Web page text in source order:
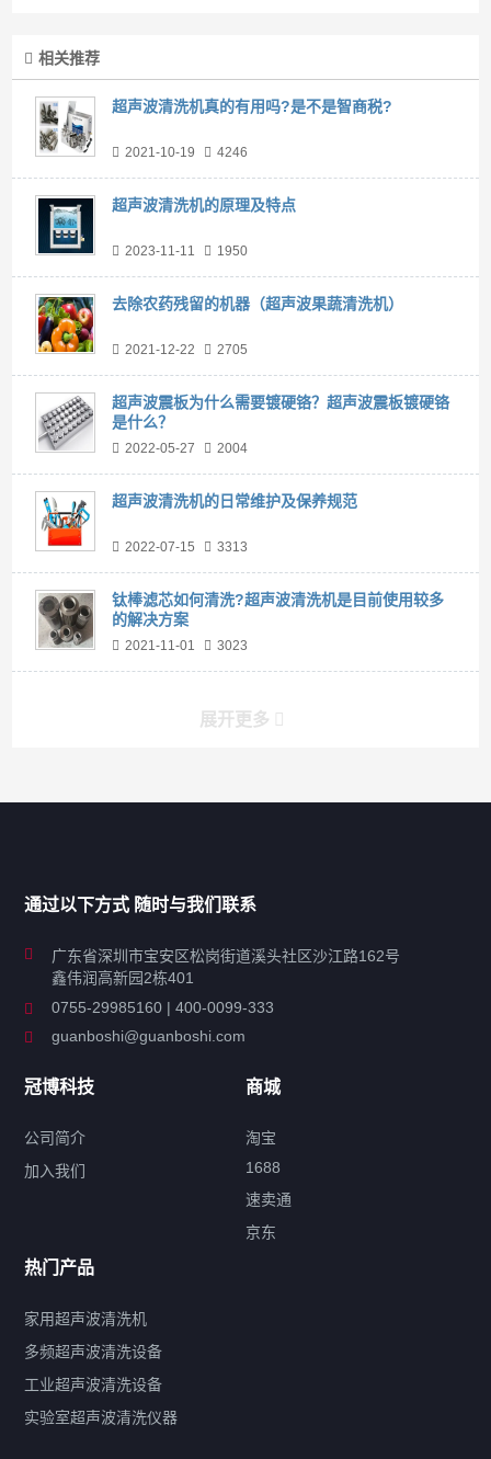
相关推荐
超声波清洗机真的有用吗?是不是智商税?
2021-10-19 4246
超声波清洗机的原理及特点
2023-11-11 1950
去除农药残留的机器（超声波果蔬清洗机）
2021-12-22 2705
超声波震板为什么需要镀硬铬？超声波震板镀硬铬
是什么？
2022-05-27 2004
超声波清洗机的日常维护及保养规范
2022-07-15 3313
钛棒滤芯如何清洗?超声波清洗机是目前使用较多
的解决方案
2021-11-01 3023
展开更多
工业超声波清洗设备
特种超声波洗净产品
超声波配件
产品标签
鼓泡 升降 抛动
带加热
功率可调
双波脱气
机械旋钮系列
厨具清洗机
超声波振板
通过以下方式 随时与我们联系
广东省深圳市宝安区松岗街道溪头社区沙江路162号
鑫伟润高新园2栋401
0755-29985160 | 400-0099-333
guanboshi@guanboshi.com
冠博科技
公司简介
加入我们
商城
淘宝
1688
速卖通
京东
热门产品
家用超声波清洗机
多频超声波清洗设备
工业超声波清洗设备
实验室超声波清洗仪器